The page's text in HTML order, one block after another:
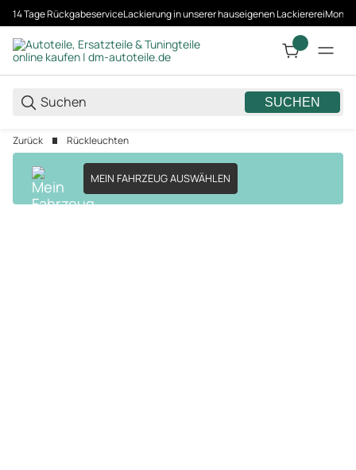
14 Tage RückgabeserviceLackierung in unserer hauseigenen Lackiererei
SUCHEN
Zurück Rückleuchten
MEIN FAHRZEUG AUSWÄHLEN